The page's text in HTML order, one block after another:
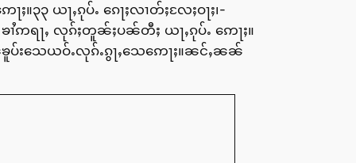
၃၃ ယႃႇၵုပ်ႉ ၵေႃႈလၢတ်ႈလႄႈဝႃႈ၊-
ဢရႃႇ လုၵ်ႈတူၼ်ႈပၼ်တီႈ ယႃႇၵုပ်ႉ ဢေႃႈ။
းသေယဝ်ႉလုၵ်ႉၵွႃႇသေဢေႃႈ။ၼင်ႇၼၼ်